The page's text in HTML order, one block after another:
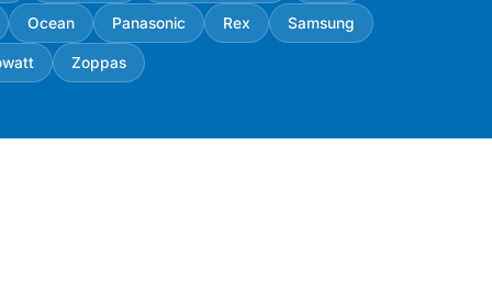
Ocean Panasonic Rex Samsung
Zoppas